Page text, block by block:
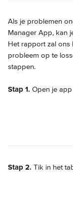
Als je problemen
Manager App, kan
Het rapport zal ons
probleem op te
stappen.
Stap 1. Open je
Stap 2. Tik in het